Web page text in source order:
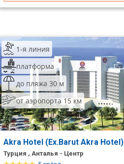
1-я линия
платформа
до пляжа 30 м
от аэропорта 15 км
Akra Hotel (Ex.Barut Akra Hotel)
Турция , Анталья - Центр